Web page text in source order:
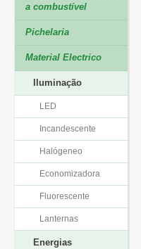
a combustível
Pichelaria
Material Electrico
Iluminação
LED
Incandescente
Halógeneo
Economizadora
Fluorescente
Lanternas
Energias